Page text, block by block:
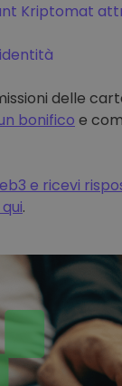
Kriptomat
delle
bonifico e
e ricevi
.